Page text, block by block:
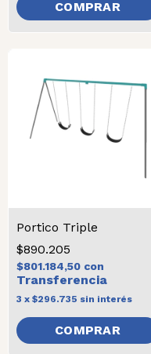
Portico Triple
$890.205
$801.184,50 con
3 x $296.735 sin interés
COMPRAR